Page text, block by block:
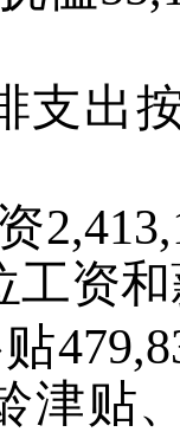
支出
2,413,
工资
47
津贴